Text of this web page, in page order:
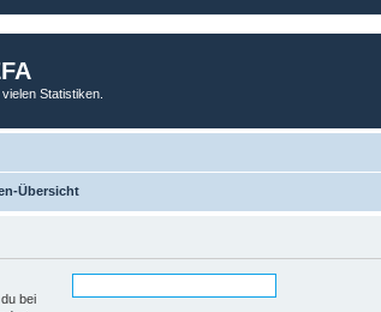
Statistiken.
Übersicht
bei